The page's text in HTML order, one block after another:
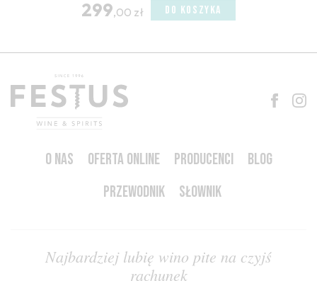
299,00 zł DO KOSZYKA
O NAS OFERTA ONLINE PRODUCENCI
BLOG
PRZEWODNIK
SŁOWNIK
Najbardziej lubię wino pite na czyjś
rachunek